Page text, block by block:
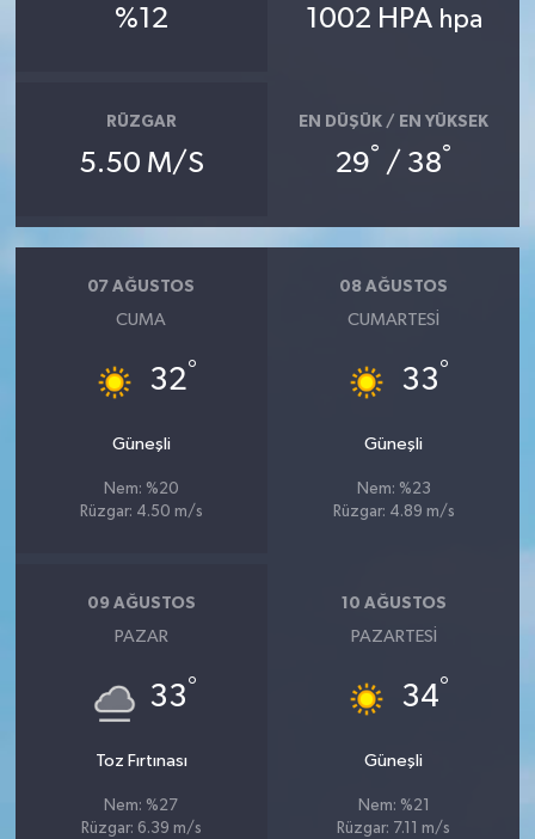
%12 1002 HPA hpa
RÜZGAR
5.50 M/S
EN DÜŞÜK / EN YÜKSEK
29° / 38°
07 AĞUSTOS
CUMA
32°
Güneşli
Nem: %20
Rüzgar: 4.50 m/s
08 AĞUSTOS
CUMARTESI
33°
Güneşli
Nem: %23
Rüzgar: 4.89 m/s
09 AĞUSTOS
PAZAR
33°
Toz Fırtınası
Nem: %27
Rüzgar: 6.39 m/s
10 AĞUSTOS
PAZARTESI
34°
Güneşli
Nem: %21
Rüzgar: 7.11 m/s